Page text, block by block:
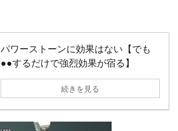
パワーストーンに効果はない【でも
●●するだけで強烈効果が宿る】
続きを見る